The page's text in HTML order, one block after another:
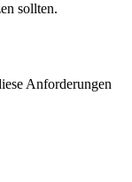
sollten.
Anforderungen